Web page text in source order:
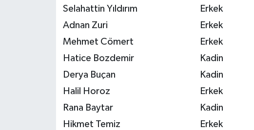
Selahattin Yıldırım
Erkek
Adnan Zuri
Erkek
Mehmet Cömert
Erkek
Hatice Bozdemir
Kadin
Derya Buçan
Kadin
Halil Horoz
Erkek
Rana Baytar
Kadin
Hikmet Temiz
Erkek